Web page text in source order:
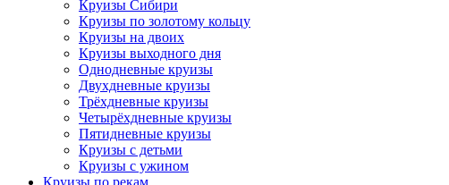
Круизы Сибири
Круизы по золотому кольцу
Круизы на двоих
Круизы выходного дня
Однодневные круизы
Двухдневные круизы
Трёхдневные круизы
Четырёхдневные круизы
Пятидневные круизы
Круизы с детьми
Круизы с ужином
Круизы по рекам